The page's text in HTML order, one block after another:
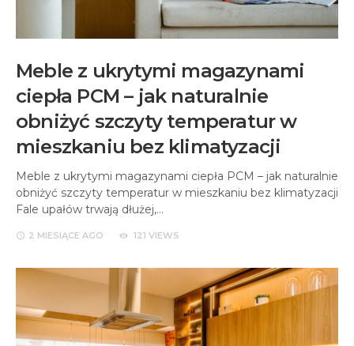
Meble z ukrytymi magazynami
ciepła PCM – jak naturalnie
obniżyć szczyty temperatur w
mieszkaniu bez klimatyzacji
Meble z ukrytymi magazynami ciepła PCM – jak naturalnie
obniżyć szczyty temperatur w mieszkaniu bez klimatyzacji
Fale upałów trwają dłużej,…
2 MIESIĄCE AGO 121 VIEWS